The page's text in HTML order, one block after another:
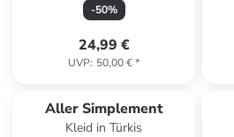
-50%
24,99 €
UVP: 50,00 €*
Aller Simplement
Kleid in Türkis